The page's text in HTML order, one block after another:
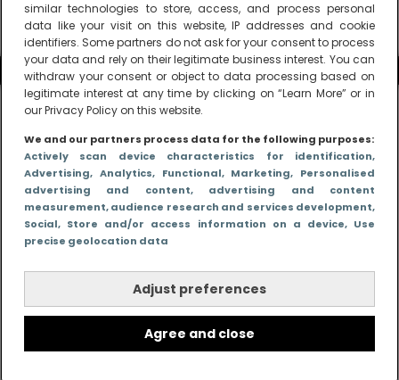
similar technologies to store, access, and process personal
data like your visit on this website, IP addresses and cookie
identifiers. Some partners do not ask for your consent to process
your data and rely on their legitimate business interest. You can
withdraw your consent or object to data processing based on
legitimate interest at any time by clicking on “Learn More” or in
our Privacy Policy on this website.
We and our partners process data for the following purposes:
Actively scan device characteristics for identification,
Advertising, Analytics, Functional, Marketing, Personalised
advertising and content, advertising and content
measurement, audience research and services development,
Social, Store and/or access information on a device, Use
precise geolocation data
Adjust preferences
Agree and close